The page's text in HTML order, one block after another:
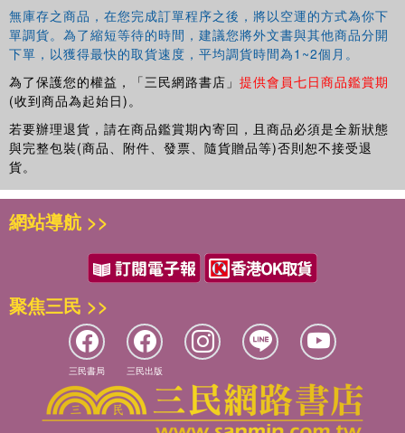
無庫存之商品，在您完成訂單程序之後，將以空運的方式為你下
單調貨。為了縮短等待的時間，建議您將外文書與其他商品分開
下單，以獲得最快的取貨速度，平均調貨時間為1~2個月。
為了保護您的權益，「三民網路書店」 提供會員七日商品鑑賞期
(收到商品為起始日)。
若要辦理退貨，請在商品鑑賞期內寄回，且商品必須是全新狀態
與完整包裝(商品、附件、發票、隨貨贈品等)否則恕不接受退
貨。
網站導航 >>
聚焦三民 >>
三民書局 三民出版